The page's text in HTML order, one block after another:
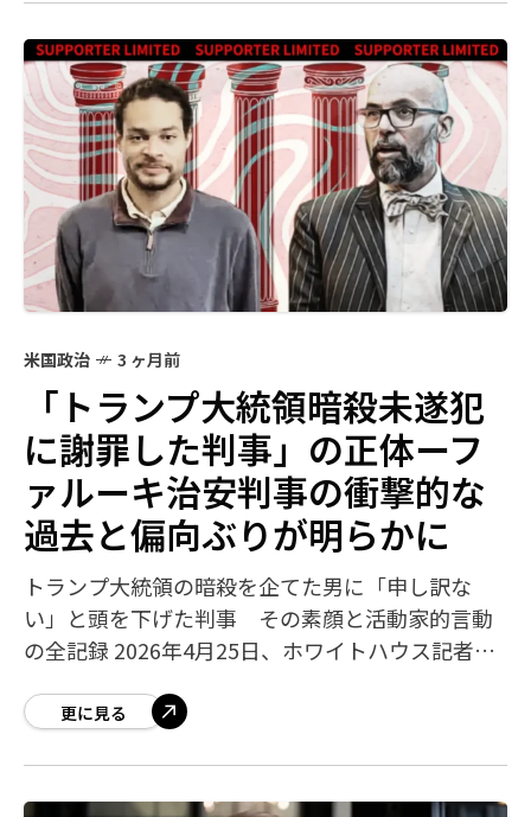
米国政治 3 ヶ月前
「トランプ大統領暗殺未遂犯
に謝罪した判事」の正体ーフ
ァルーキ治安判事の衝撃的な
過去と偏向ぶりが明らかに
トランプ大統領の暗殺を企てた男に「申し訳な
い」と頭を下げた判事 その素顔と活動家的言動
の全記録 2026年4月25日、ホワイトハウス記者協
プ大統領と政権幹部を標的にした暗殺未
更に見る